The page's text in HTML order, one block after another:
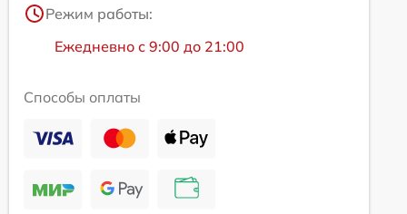
Режим работы:
Ежедневно с 9:00 до 21:00
Способы оплаты